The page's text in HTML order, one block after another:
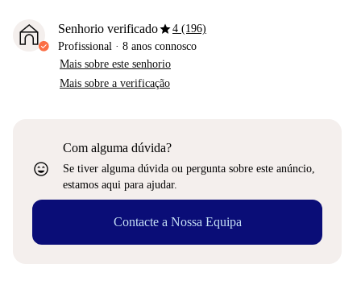
Senhorio verificadostar4 (196)
Profissional · 8 anos connosco
Mais sobre este senhorio
Mais sobre a verificação
sentiment_very_satisfied
Com alguma dúvida?
Se tiver alguma dúvida ou pergunta sobre este anúncio,
estamos aqui para ajudar.
Contacte a Nossa Equipa